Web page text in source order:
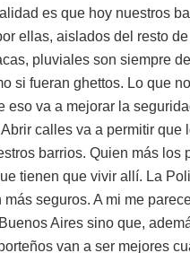
es que hoy nuestros
ellas, aislados del resto
pluviales son siempre
si fueran ghettos. Lo que
eso va a mejorar la
calles va a permitir
barrios. Quien más
tienen que vivir allí. La
más seguros. A mi me
Aires sino que,
van a ser mejores